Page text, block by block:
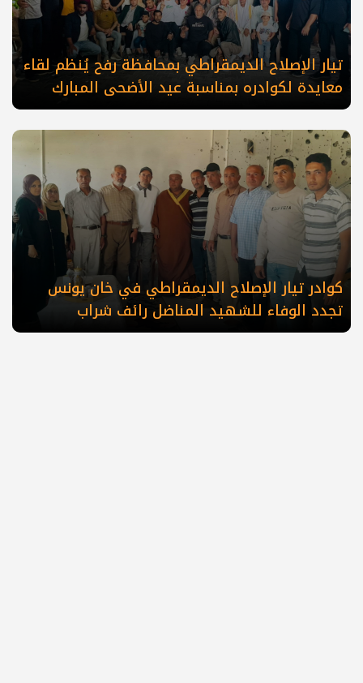
تيار الإصلاح الديمقراطي بمحافظة رفح يُنظم لقاء
معايدة لكوادره بمناسبة عيد الأضحى المبارك
كوادر تيار الإصلاح الديمقراطي في خان يونس
تجدد الوفاء للشهيد المناضل رائف شراب